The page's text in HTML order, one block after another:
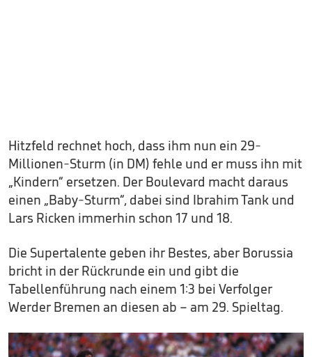
Hitzfeld rechnet hoch, dass ihm nun ein 29-
Millionen-Sturm (in DM) fehle und er muss ihn mit
„Kindern“ ersetzen. Der Boulevard macht daraus
einen „Baby-Sturm“, dabei sind Ibrahim Tank und
Lars Ricken immerhin schon 17 und 18.
Die Supertalente geben ihr Bestes, aber Borussia
bricht in der Rückrunde ein und gibt die
Tabellenführung nach einem 1:3 bei Verfolger
Werder Bremen an diesen ab – am 29. Spieltag.